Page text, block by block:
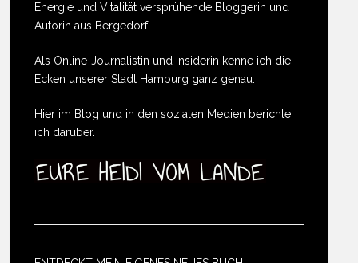
Energie und Vitalität versprühende Bloggerin und
Autorin aus Bergedorf.
Als Online-Journalistin und Insiderin kenne ich die
Ecken unserer Stadt Hamburg ganz genau.
Hier im Blog und in den sozialen Medien berichte
ich darüber.